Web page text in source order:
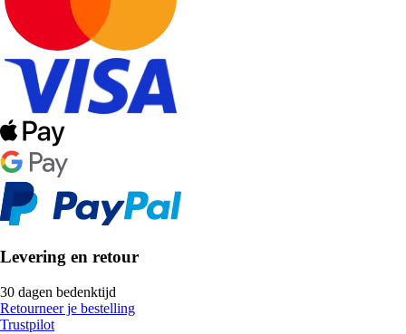
Levering en retour
30 dagen bedenktijd
Retourneer je bestelling
Trustpilot